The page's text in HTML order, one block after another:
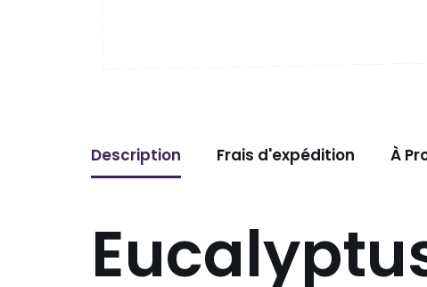
Description Frais d'expédition À